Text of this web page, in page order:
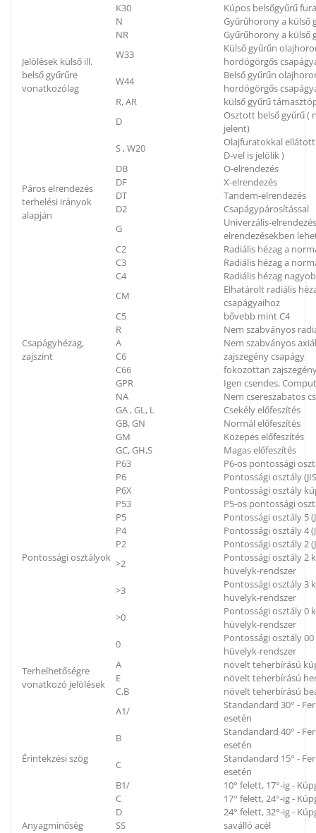
Jelölések külső ill.
belső gyűrűre
vonatkozólag
K30
Kúpos belsőgyűrű
N
Gyűrűhorony a külső
NR
Gyűrűhorony a külső
W33
Külső gyűrűn
hordógörgős
W44
Belső gyűrűn
hordógörgős
R, AR
külső gyűrű
D
Osztott belső gyűrű (
jelent)
S , W20
Olajfuratokkal
D-vel is jelölik )
Páros elrendezés
terhelési irányok
alapján
DB
O-elrendezés
DF
X-elrendezés
DT
Tandem-elrendezés
D2
Csapágypárosítással
G
Univerzális-
elrendezésekben
Csapágyhézag,
zajszint
C2
Radiális hézag a
C3
Radiális hézag a
C4
Radiális hézag
CM
Elhatárolt radiális
csapágyaihoz
C5
bővebb mint C4
R
Nem szabványos
A
Nem szabványos
C6
zajszegény csapágy
C66
fokozottan
GPR
Igen csendes,
NA
Nem csereszabatos
GA , GL, L
Csekély előfeszítés
GB, GN
Normál előfeszítés
GM
Közepes előfeszítés
GC, GH,S
Magas előfeszítés
Pontossági osztályok
P63
P6-os pontossági
P6
Pontossági osztály
P6X
Pontossági osztály
P53
P5-os pontossági
P5
Pontossági osztály 5
P4
Pontossági osztály 4
P2
Pontossági osztály 2
>2
Pontossági osztály 2
hüvelyk-rendszer
>3
Pontossági osztály 3
hüvelyk-rendszer
>0
Pontossági osztály 0
hüvelyk-rendszer
0
Pontossági osztály
hüvelyk-rendszer
Terhelhetőségre
vonatkozó jelölések
A
növelt teherbírású
E
növelt teherbírású
C,B
növelt teherbírású
Érintekzési szög
A1/
Standandard 30° -
esetén
B
Standandard 40° -
esetén
C
Standandard 15° -
esetén
B1/
10° felett, 17°-ig -
C
17° felett, 24°-ig -
D
24° felett, 32°-ig -
Anyagminőség
SS saválló acél